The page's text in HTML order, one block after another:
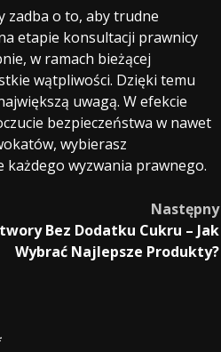
zadba o to, aby trudne
etapie konsultacji prawnicy
w ramach bieżącej
wątpliwości. Dzięki temu
uwagą. W efekcie
bezpieczeństwa w nawet
wybierasz
wyzwania prawnego.
Następny
Bez Dodatku Cukru – Jak
Wybrać Najlepsze Produkty?